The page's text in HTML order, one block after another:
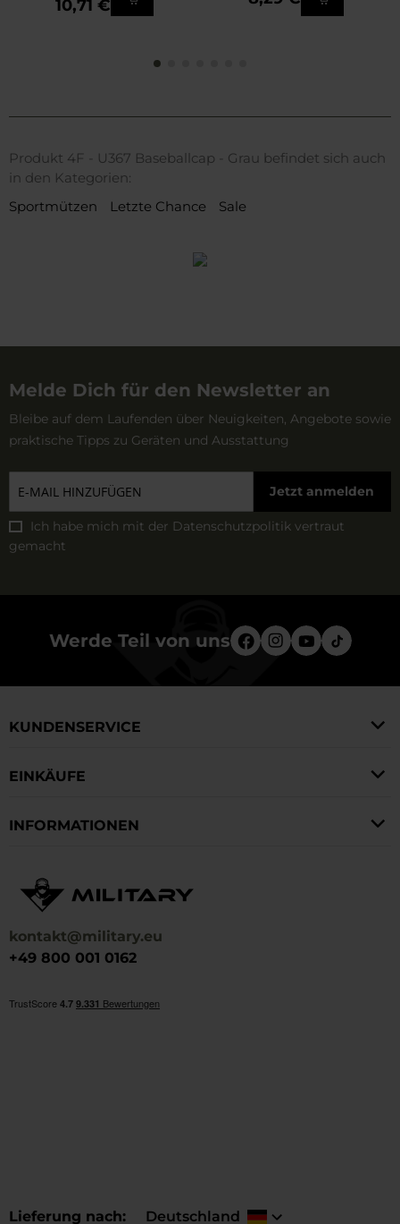
10,71 €
Produkt 4F - U367 Baseballcap - Grau befindet sich auch
in den Kategorien:
Sportmützen
Letzte Chance Sale
Melde Dich für den Newsletter an
Bleibe auf dem Laufenden über Neuigkeiten, Angebote sowie
praktische Tipps zu Geräten und Ausstattung
Jetzt anmelden
Ich habe mich mit der Datenschutzpolitik vertraut
gemacht
Werde Teil von uns
kontakt@military.eu
+49 800 001 0162
Lieferung nach Deutschland
KUNDENSERVICE
EINKÄUFE
INFORMATIONEN